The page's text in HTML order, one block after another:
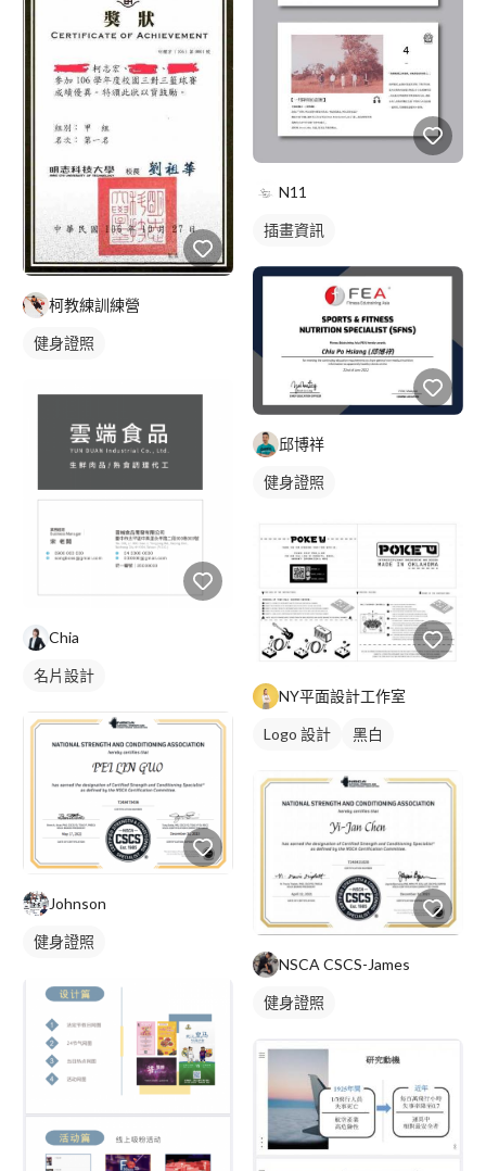
柯教練訓練營
健身證照
Chia
名片設計
Johnson
健身證照
N11
插畫資訊
邱博祥
健身證照
NY平面設計工作室
Logo 設計 黑白
NSCA CSCS-James
健身證照